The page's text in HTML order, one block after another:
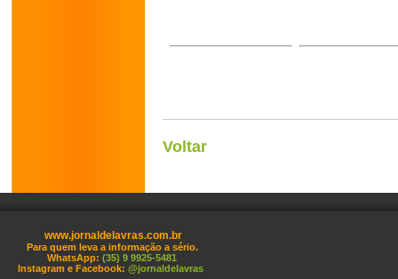
Voltar
www.jornaldelavras.com.br
Para quem leva a informação a sério.
WhatsApp: (35) 9 9925-5481
Instagram e Facebook: @jornaldelavras